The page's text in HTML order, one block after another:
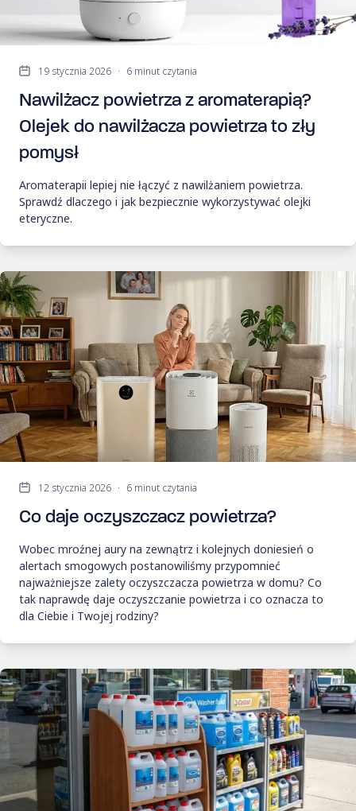
19 stycznia 2026 · 6 minut czytania
Nawilżacz powietrza z aromaterapią?
Olejek do nawilżacza powietrza to zły
pomysł
Aromaterapii lepiej nie łączyć z nawilżaniem powietrza.
Sprawdź dlaczego i jak bezpiecznie wykorzystywać olejki
eteryczne.
12 stycznia 2026 · 6 minut czytania
Co daje oczyszczacz powietrza?
Wobec mroźnej aury na zewnątrz i kolejnych doniesień o
alertach smogowych postanowiliśmy przypomnieć
najważniejsze zalety oczyszczacza powietrza w domu? Co
tak naprawdę daje oczyszczanie powietrza i co oznacza to
dla Ciebie i Twojej rodziny?